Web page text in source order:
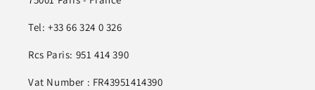
Tel: +33 66 324 0 326
Rcs Paris: 951 414 390
Vat Number : FR43951414390